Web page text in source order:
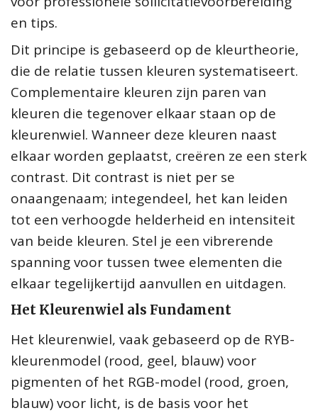
en tips.
Dit principe is gebaseerd op de kleurtheorie,
die de relatie tussen kleuren systematiseert.
Complementaire kleuren zijn paren van
kleuren die tegenover elkaar staan op de
kleurenwiel. Wanneer deze kleuren naast
elkaar worden geplaatst, creëren ze een sterk
contrast. Dit contrast is niet per se
onaangenaam; integendeel, het kan leiden
tot een verhoogde helderheid en intensiteit
van beide kleuren. Stel je een vibrerende
spanning voor tussen twee elementen die
elkaar tegelijkertijd aanvullen en uitdagen.
Het Kleurenwiel als Fundament
Het kleurenwiel, vaak gebaseerd op de RYB-
kleurenmodel (rood, geel, blauw) voor
pigmenten of het RGB-model (rood, groen,
blauw) voor licht, is de basis voor het